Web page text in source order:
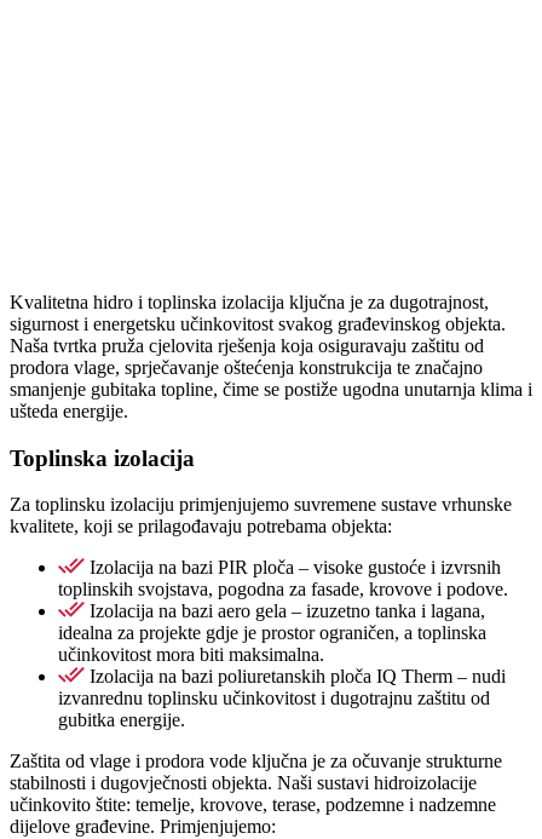
Kvalitetna hidro i toplinska izolacija ključna je za dugotrajnost,
sigurnost i energetsku učinkovitost svakog građevinskog objekta.
Naša tvrtka pruža cjelovita rješenja koja osiguravaju zaštitu od
prodora vlage, sprječavanje oštećenja konstrukcija te značajno
smanjenje gubitaka topline, čime se postiže ugodna unutarnja klima i
ušteda energije.
Toplinska izolacija
Za toplinsku izolaciju primjenjujemo suvremene sustave vrhunske
kvalitete, koji se prilagođavaju potrebama objekta:
Izolacija na bazi PIR ploča – visoke gustoće i izvrsnih
toplinskih svojstava, pogodna za fasade, krovove i podove.
Izolacija na bazi aero gela – izuzetno tanka i lagana,
idealna za projekte gdje je prostor ograničen, a toplinska
učinkovitost mora biti maksimalna.
Izolacija na bazi poliuretanskih ploča IQ Therm – nudi
izvanrednu toplinsku učinkovitost i dugotrajnu zaštitu od
gubitka energije.
Zaštita od vlage i prodora vode ključna je za očuvanje strukturne
stabilnosti i dugovječnosti objekta. Naši sustavi hidroizolacije
učinkovito štite: temelje, krovove, terase, podzemne i nadzemne
dijelove građevine. Primjenjujemo: